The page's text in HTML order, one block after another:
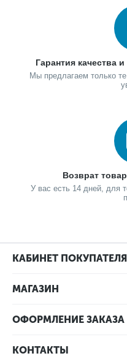
Гарантия качества
Мы предлагаем только
Возврат
У вас есть 14 дней, для
КАБИНЕТ ПОКУПАТЕЛЯ
МАГАЗИН
ОФОРМЛЕНИЕ ЗАКАЗА
КОНТАКТЫ